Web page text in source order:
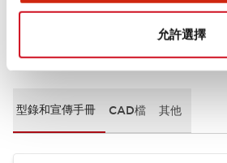
允許選擇
文件和檔案
型錄和宣傳手冊 CAD檔 其他